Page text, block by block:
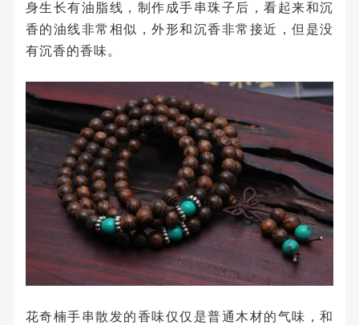
身生长有油脂线，制作成手串珠子后，看起来和沉
香的油线非常相似，外形和沉香非常接近，但是没
有沉香的香味。
花奇楠手串散发的香味仅仅是普通木材的气味，和